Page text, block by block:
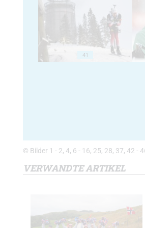
41
© Bilder 1 - 2, 4, 6 - 16, 25, 28, 37, 42
VERWANDTE ARTIKEL